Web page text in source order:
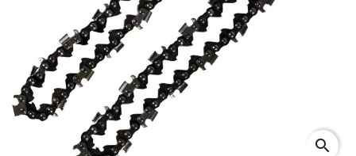
search